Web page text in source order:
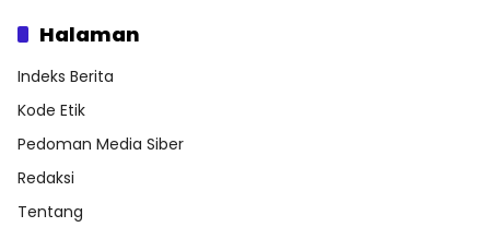
Halaman
Indeks Berita
Kode Etik
Pedoman Media Siber
Redaksi
Tentang